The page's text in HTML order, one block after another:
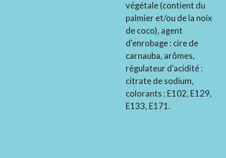
végétale (contient du
palmier et/ou de la noix
de coco), agent
d'enrobage : cire de
carnauba, arômes,
régulateur d'acidité :
citrate de sodium,
colorants : E102, E129,
E133, E171.